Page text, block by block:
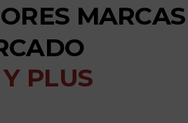
MARCAS
PLUS